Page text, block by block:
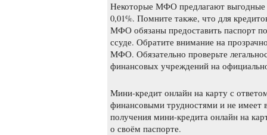
Некоторые МФО предлагают выгодные
0,01%. Помните также, что для
МФО обязаны предоставить паспорт
ссуде. Обратите внимание на
МФО. Обязательно проверьте
финансовых учреждений на
Мини-кредит онлайн на карту с
финансовыми трудностями и не имеет
получения мини-кредита онлайн на
о своём паспорте.